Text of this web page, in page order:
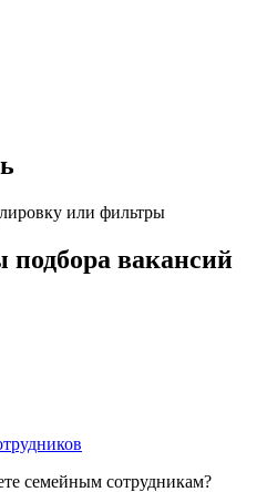
или фильтры
вакансий
семейным сотрудникам?